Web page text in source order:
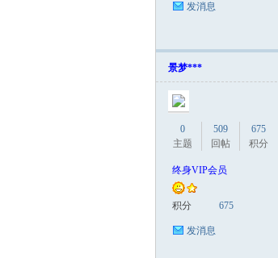
发消息
景梦***
0
主题
509
回帖
675
积分
终身VIP会员
积分 675
发消息